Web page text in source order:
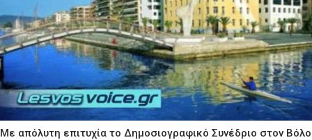
Με απόλυτη επιτυχία το Δημοσιογραφικό Συνέδριο στον Βόλο